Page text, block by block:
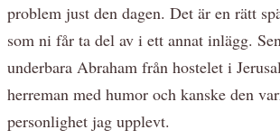
problem just den dagen. Det är en rätt
som ni får ta del av i ett annat inlägg.
underbara Abraham från hostelet i
herreman med humor och kanske den
personlighet jag upplevt.